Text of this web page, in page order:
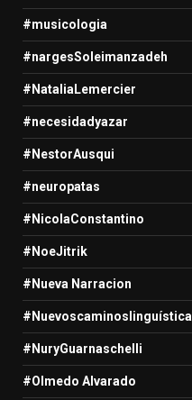
#musicologia
#nargesSoleimanzadeh
#NataliaLemercier
#necesidadyazar
#NestorAusqui
#neuropatas
#NicolaConstantino
#NoeJitrik
#Nueva Narracion
#Nuevoscaminoslinguística
#NuryGuarnaschelli
#Olmedo Alvarado